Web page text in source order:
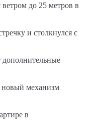
до 25 метров в
и столкнулся с
новый механизм
в